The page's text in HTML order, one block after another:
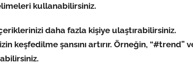
kullanabilirsiniz.
daha fazla kişiye ulaştırabilirsiniz.
keşfedilme şansını artırır. Örneğin, “#trend”